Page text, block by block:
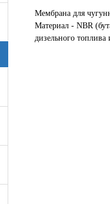
Мембрана для
Материал - NBR
дизельного